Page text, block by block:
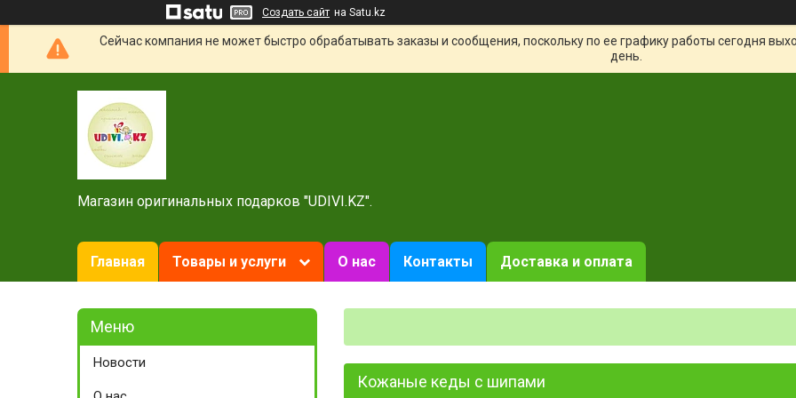
Создать сайт на Satu.kz
Сейчас компания не может быстро обрабатывать заказы и сообщения, поскольку по ее графику работы сегодня
день.
Магазин оригинальных подарков "UDIVI.KZ".
Главная Товары и услуги О нас Контакты Доставка и оплата
Кожаные кеды с шипами
Новости